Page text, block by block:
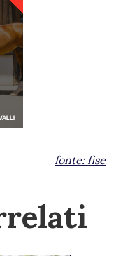
fonte: fise